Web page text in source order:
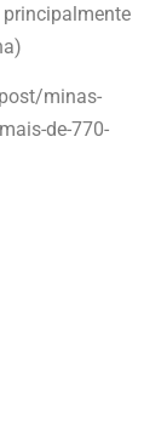
minas-
de-770-